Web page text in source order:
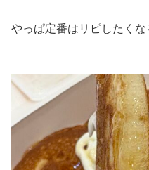
やっぱ定番はリピしたくな